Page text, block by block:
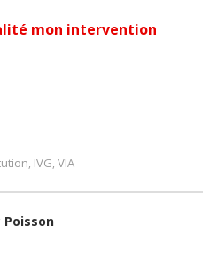
mon intervention
, IVG, VIA
Poisson